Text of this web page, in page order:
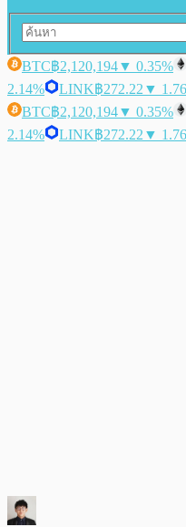
BTC฿2,120,194▼ 0.35%
2.14%
LINK฿272.22 ▼
BTC฿2,120,194▼ 0.35%
2.14%
LINK฿272.22 ▼